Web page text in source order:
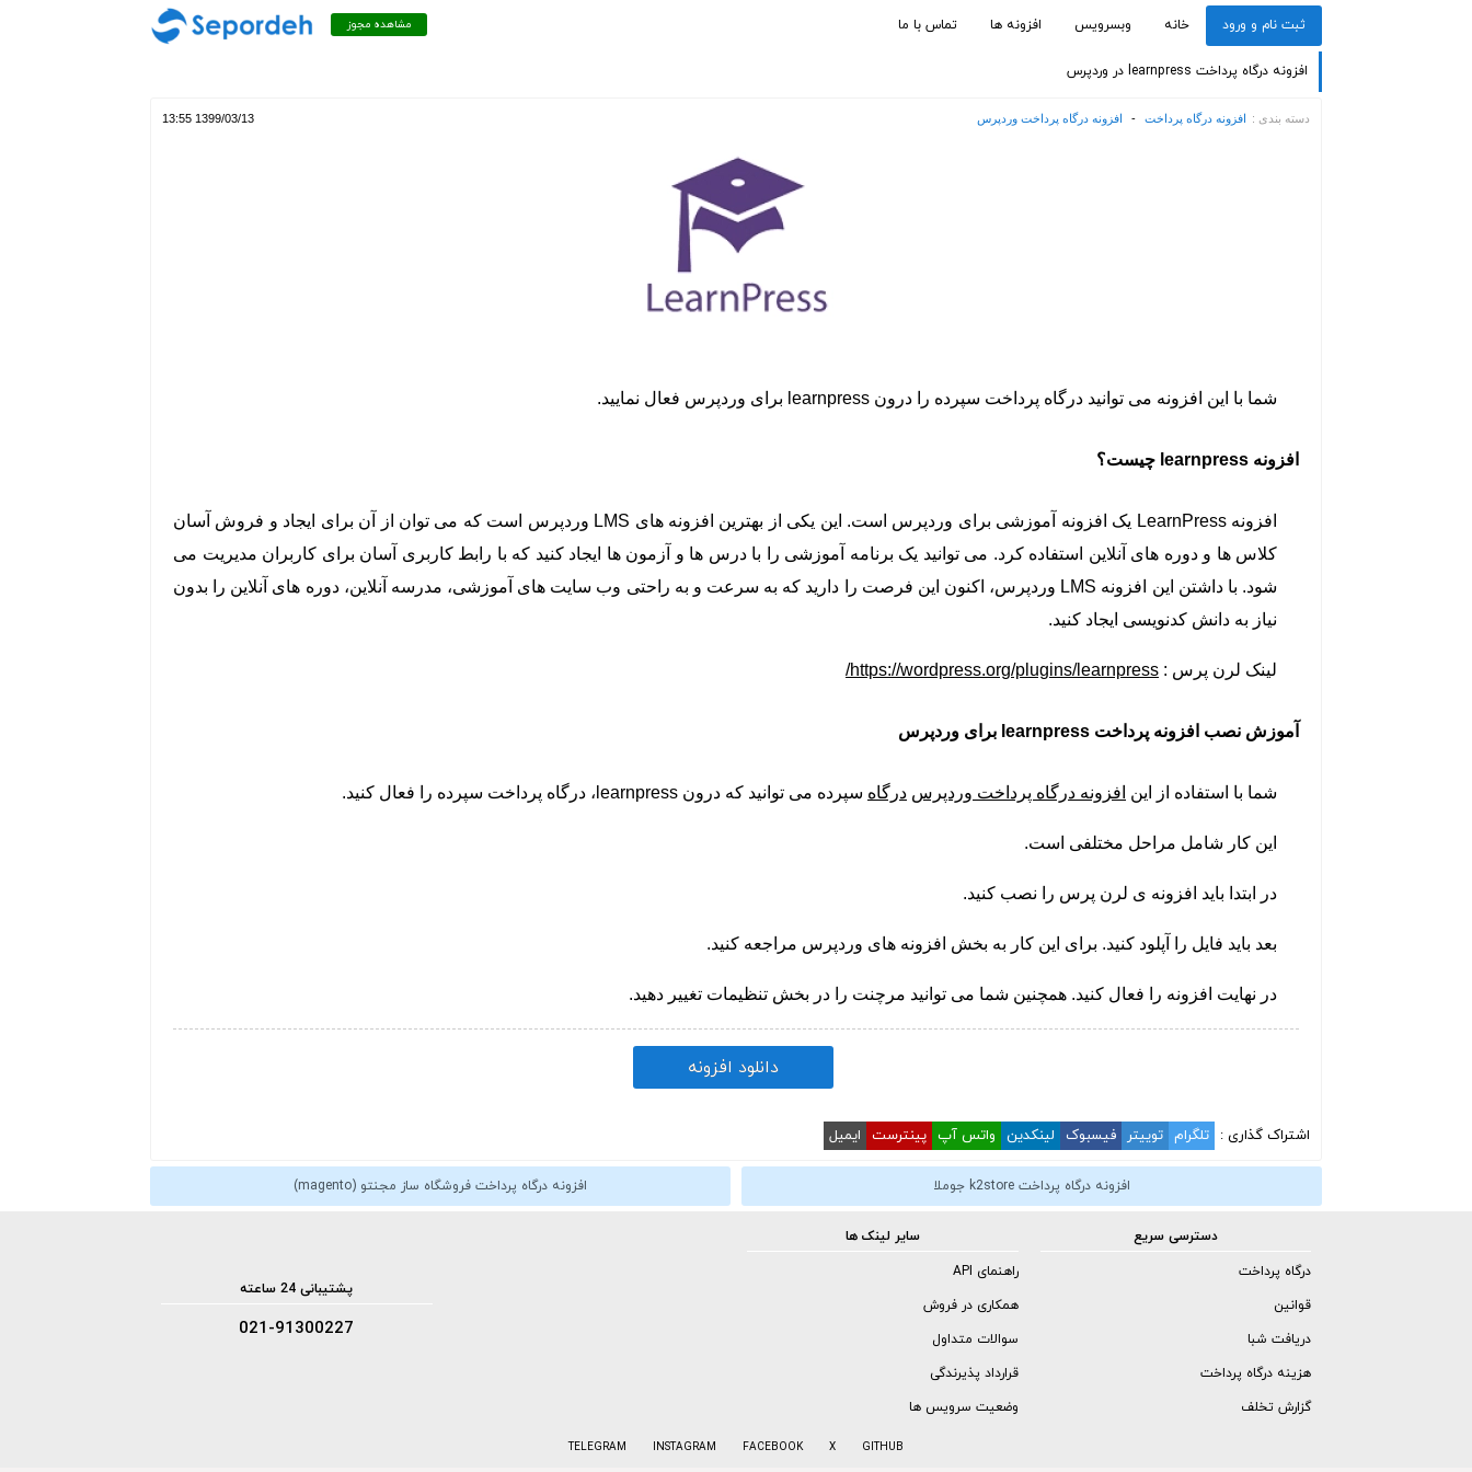
ثبت نام و ورود خانه وبسرویس افزونه ها تماس با ما مشاهده مجوز
افزونه درگاه پرداخت learnpress در وردپرس
دسته بندی : افزونه درگاه پرداخت - افزونه درگاه پرداخت وردپرس 1399/03/13 13:55
شما با این افزونه می توانید درگاه پرداخت سپرده را درون learnpress برای وردپرس فعال نمایید.
افزونه learnpress چیست؟
افزونه LearnPress یک افزونه آموزشی برای وردپرس است. این یکی از بهترین افزونه های LMS وردپرس است که می توان از آن برای ایجاد و فروش آسان
کلاس ها و دوره های آنلاین استفاده کرد. می توانید یک برنامه آموزشی را با درس ها و آزمون ها ایجاد کنید که با رابط کاربری آسان برای کاربران مدیریت می
شود. با داشتن این افزونه LMS وردپرس، اکنون این فرصت را دارید که به سرعت و به راحتی وب سایت های آموزشی، مدرسه آنلاین، دوره های آنلاین را بدون
نیاز به دانش کدنویسی ایجاد کنید.
لینک لرن پرس : https://wordpress.org/plugins/learnpress/
آموزش نصب افزونه پرداخت learnpress برای وردپرس
شما با استفاده از این افزونه درگاه پرداخت وردپرس درگاه سپرده می توانید که درون learnpress ، درگاه پرداخت سپرده را فعال کنید.
این کار شامل مراحل مختلفی است.
در ابتدا باید افزونه ی لرن پرس را نصب کنید.
بعد باید فایل را آپلود کنید. برای این کار به بخش افزونه های وردپرس مراجعه کنید.
در نهایت افزونه را فعال کنید. همچنین شما می توانید مرچنت را در بخش تنظیمات تغییر دهید.
دانلود افزونه
اشتراک گذاری : تلگرام توییتر فیسبوک لینکدین واتس آپ پینترست ایمیل
افزونه درگاه پرداخت k2store جوملا افزونه درگاه پرداخت فروشگاه ساز مجنتو (magento)
دسترسی سریع
درگاه پرداخت
قوانین
دریافت شبا
هزینه درگاه پرداخت
گزارش تخلف
سایر لینک ها
راهنمای API
همکاری در فروش
سوالات متداول
قرارداد پذیرندگی
وضعیت سرویس ها
پشتیبانی 24 ساعته
021-91300227
TELEGRAM INSTAGRAM FACEBOOK X GITHUB